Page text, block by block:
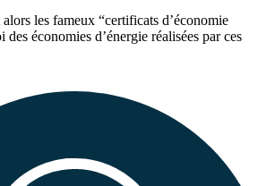
les fameux “certificats d’économie
économies d’énergie réalisées par ces